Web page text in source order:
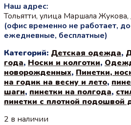
Наш адрес:
Тольятти, улица Маршала
(офис временно не работает,
ежедневные, бесплатные)
Категорий: Детская одежда,
года, Носки и колготки,
новорожденных, Пинетки,
на годик на весну и лето,
шаги, пинетки на полгода,
пинетки с плотной подошвой
2 в наличии